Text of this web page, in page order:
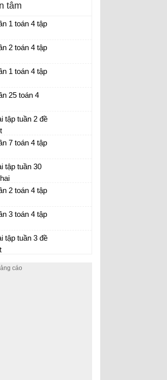
tâm
1 toán 4 tập
2 toán 4 tập
1 toán 4 tập
25 toán 4
tập tuần 2 đề
7 toán 4 tập
tập tuần 30
4 2 toán 4 tập
3 toán 4 tập
tập tuần 3 đề